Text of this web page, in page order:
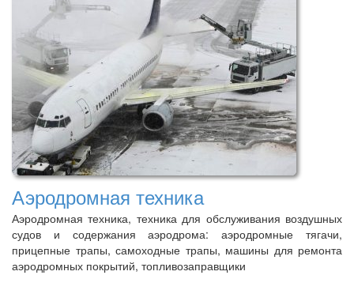
Аэродромная техника
Аэродромная техника, техника для обслуживания воздушных
судов и содержания аэродрома: аэродромные тягачи,
прицепные трапы, самоходные трапы, машины для ремонта
аэродромных покрытий, топливозаправщики